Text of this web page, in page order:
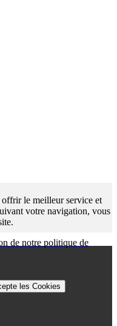
le meilleur service et
votre navigation, vous
de notre politique de
les Cookies